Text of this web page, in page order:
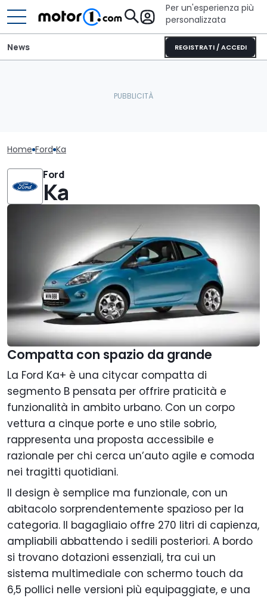
Per un'esperienza più
personalizzata
REGISTRATI / ACCEDI
News
Home Ford Ka
Ford
Ka
Compatta con spazio da grande
La Ford Ka+ è una citycar compatta di
segmento B pensata per offrire praticità e
funzionalità in ambito urbano. Con un corpo
vettura a cinque porte e uno stile sobrio,
rappresenta una proposta accessibile e
razionale per chi cerca un’auto agile e comoda
nei tragitti quotidiani.
Il design è semplice ma funzionale, con un
abitacolo sorprendentemente spazioso per la
categoria. Il bagagliaio offre 270 litri di capienza,
ampliabili abbattendo i sedili posteriori. A bordo
si trovano dotazioni essenziali, tra cui un
sistema multimediale con schermo touch da
6,5 pollici nelle versioni più equipaggiate, e una